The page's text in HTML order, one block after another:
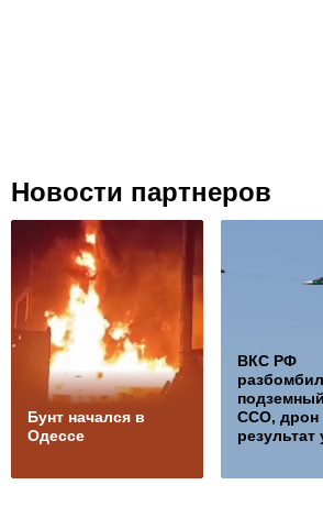
Новости партнеров
Бунт начался в
Одессе
ВКС РФ
ССО, дрон
результат